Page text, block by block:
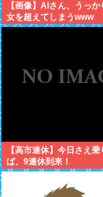
【画像】AIさん、うっ
女を超えてしまうwww
【高市連休】今日さえ
ば、9連休到来！